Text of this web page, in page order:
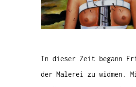
In dieser Zeit begann
der Malerei zu widmen.